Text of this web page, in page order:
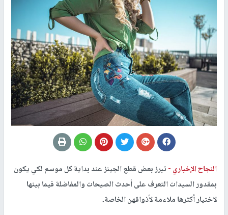
النجاح الإخباري -تبرز بعض قطع الجينز عند بداية كل موسم لكي يكون
بمقدور السيدات التعرف على أحدث الصيحات والمفاضلة فيما بينها
لاختيار أكثرها ملاءمة لأذواقهن الخاصة.